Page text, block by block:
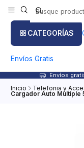
CATEGORÍAS
Envíos Gratis
Envíos
Inicio Telefonia y
Cargador Auto Multiple